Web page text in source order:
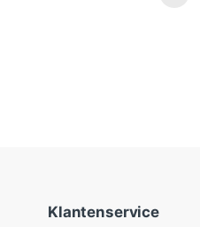
Klantenservice